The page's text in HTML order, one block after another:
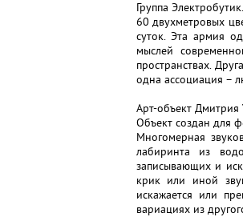
Группа
60 двухметровых
суток. Эта армия
мыслей
пространствах.
одна ассоциация –
Арт-объект
Объект создан для
Многомерная
лабиринта из
записывающих и
крик или иной
искажается или
вариациях из